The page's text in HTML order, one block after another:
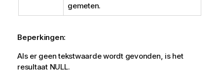
gemeten.
Beperkingen:
Als er geen tekstwaarde wordt gevonden, is het
resultaat NULL.